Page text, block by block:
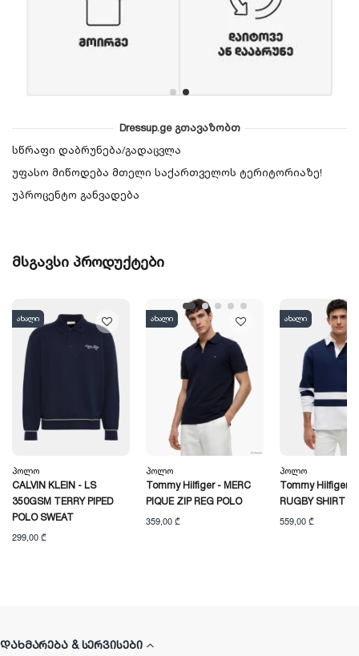
Dressup.ge გთავაზობთ
სწრაფი დაბრუნება/გადაცვლა
უფასო მიწოდება მთელი საქართველოს ტერიტორიაზე!
უპროცენტო განვადება
მსგავსი პროდუქტები
ახალი
Პოლო
CALVIN KLEIN - LS
350GSM TERRY PIPED
POLO SWEAT
299,00 ₾
ახალი
Პოლო
Tommy Hilfiger - MERC
PIQUE ZIP REG POLO
359,00 ₾
ახალი
Პოლო
Tommy Hilfiger -
RUGBY SHIRT
559,00 ₾
ᲓᲐᲮᲛᲐᲠᲔᲑᲐ & ᲡᲔᲠᲕᲘᲡᲔᲑᲘ